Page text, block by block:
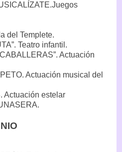
del Templete.
Teatro infantil.
Actuación
Actuación musical del
Actuación estelar